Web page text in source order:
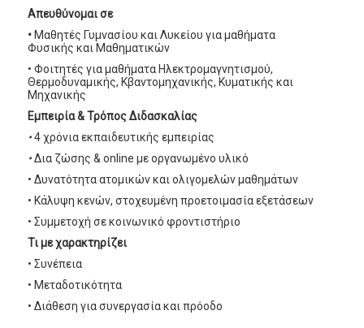
Απευθύνομαι σε
• Μαθητές Γυμνασίου και Λυκείου για μαθήματα
Φυσικής και Μαθηματικών
• Φοιτητές για μαθήματα Ηλεκτρομαγνητισμού,
Θερμοδυναμικής, Κβαντομηχανικής, Κυματικής και
Μηχανικής
Εμπειρία & Τρόπος Διδασκαλίας
•4 χρόνια εκπαιδευτικής εμπειρίας
•Δια ζώσης & online με οργανωμένο υλικό
• Δυνατότητα ατομικών και ολιγομελών μαθημάτων
• Κάλυψη κενών, στοχευμένη προετοιμασία εξετάσεων
• Συμμετοχή σε κοινωνικό φροντιστήριο
Τι με χαρακτηρίζει
• Συνέπεια
• Μεταδοτικότητα
• Διάθεση για συνεργασία και πρόοδο